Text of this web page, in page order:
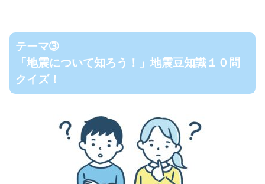
テーマ➂
「地震について知ろう！」地震豆知識１０問
クイズ！